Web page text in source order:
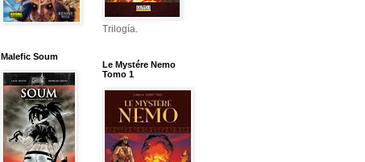
Malefic Soum
Trilogía.
Le Mystére Nemo
Tomo 1